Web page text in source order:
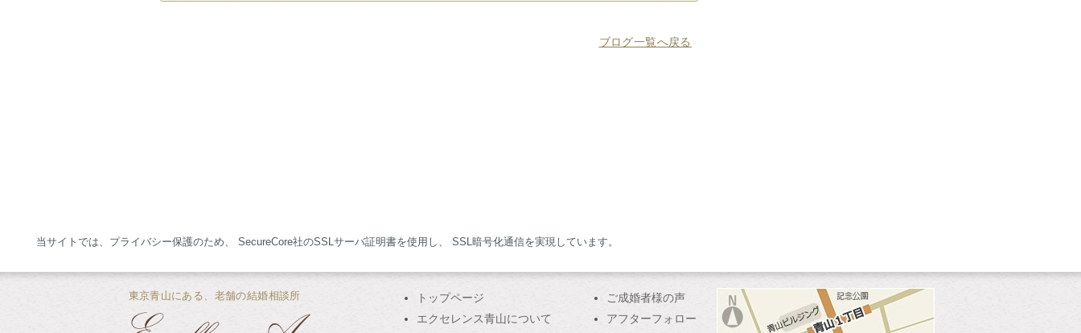
ブログ一覧へ戻る
当サイトでは、プライバシー保護のため、 SecureCore社のSSLサーバ証明書を使用し、 SSL暗号化通信を実現しています。
東京青山にある、老舗の結婚相談所
トップページ
エクセレンス青山について
ご成婚者様の声
アフターフォロー